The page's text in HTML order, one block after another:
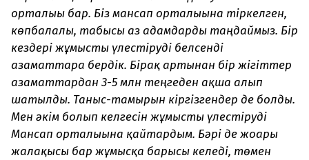
орталығы бар. Біз мансап орталығына тіркелген,
көпбалалы, табысы аз адамдарды таңдаймыз. Бір
кездері жұмысты үлестіруді белсенді
азаматтарға бердік. Бірақ артынан бір жігіттер
азаматтардан 3-5 млн теңгеден ақша алып
шатылды. Таныс-тамырын кіргізгендер де болды.
Мен әкім болып келгесін жұмысты үлестіруді
Мансап орталығына қайтардым. Бәрі де жоғары
жалақысы бар жұмысқа барғысы келеді, төмен